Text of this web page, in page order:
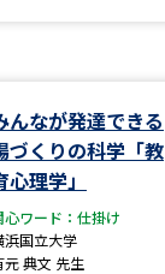
んなが発達できる
づくりの科学「教
心理学」
心ワード：仕掛け
浜国立大学
元 典文 先生